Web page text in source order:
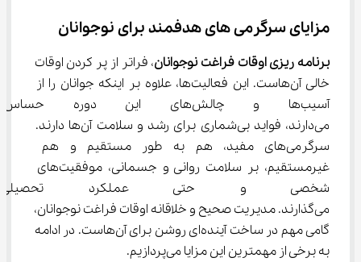
مزایای سرگرمی های هدفمند برای نوجوانان
برنامه‌ ریزی اوقات فراغت نوجوانان
، فراتر از پر کردن اوقات
خالی آن‌هاست. این فعالیت‌ها، علاوه بر اینکه جوانان را از
آسیب‌ها و چالش‌های این
می‌دارند، فواید بی‌شماری برای رشد و سلامت آن‌ها دارند.
سرگرمی‌های مفید، هم به طور مستقیم و هم
غیرمستقیم، بر سلامت روانی و جسمانی، موفقیت‌های
شخصی و حتی عملکرد تحصیلی
می‌گذارند. مدیریت صحیح و خلاقانه اوقات فراغت نوجوانان،
گامی مهم در ساخت آینده‌ای روشن برای آن‌هاست. در ادامه
به برخی از مهمترین این مزایا می‌پردازیم.